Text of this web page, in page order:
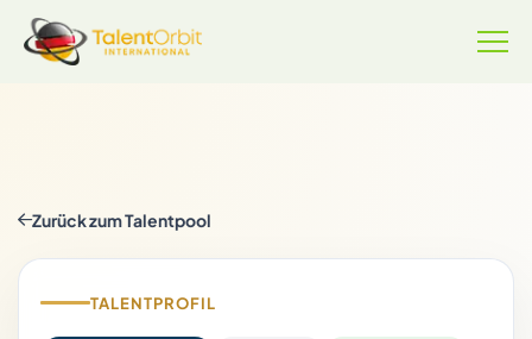
Zurück zum Talentpool
TALENTPROFIL